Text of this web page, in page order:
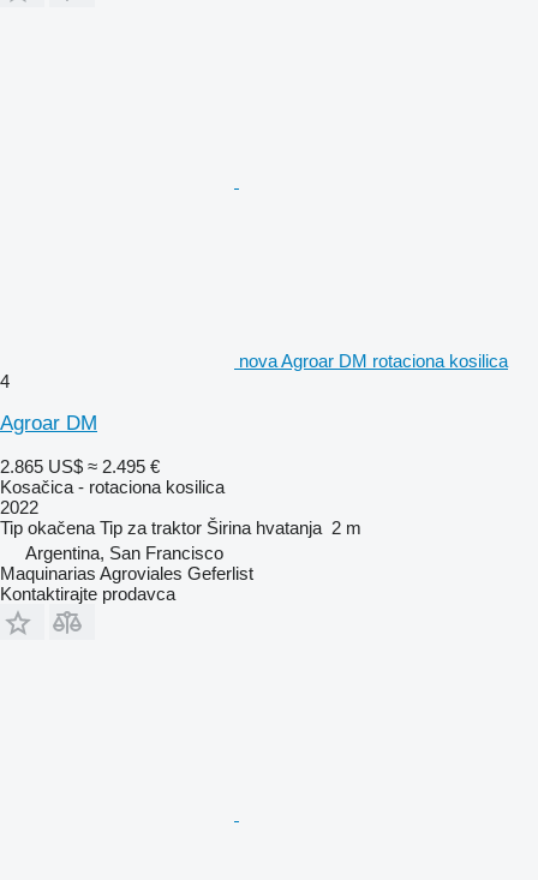
nova Agroar DM rotaciona kosilica
4
Agroar DM
2.865 US$ ≈ 2.495 €
Kosačica - rotaciona kosilica
2022
Tip okačena Tip za traktor Širina hvatanja 2 m
Argentina, San Francisco
Maquinarias Agroviales Geferlist
Kontaktirajte prodavca